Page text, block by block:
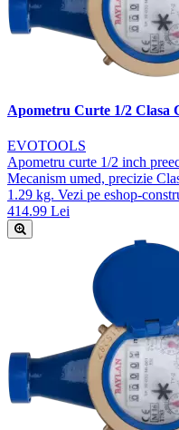
Apometru Curte 1/2 Clasa
EVOTOOLS
Apometru curte 1/2 inch
Mecanism umed, precizie
1.29 kg. Vezi pe eshop-
414.99 Lei